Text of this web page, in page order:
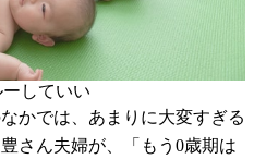
していい
かでは、あまりに大変すぎる
さん夫婦が、「もう0歳期は